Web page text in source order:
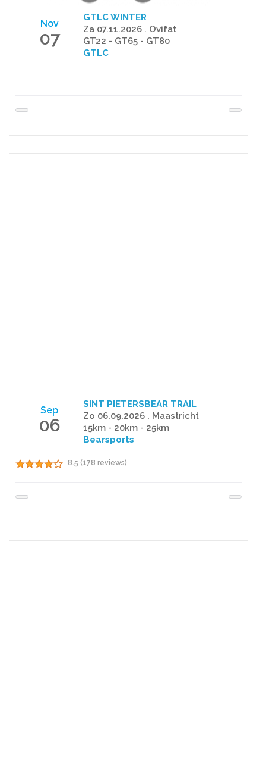
Nov
07
GTLC WINTER
Za 07.11.2026 . Ovifat
GT22 - GT65 - GT80
GTLC
Sep
06
SINT PIETERSBEAR TRAIL
Zo 06.09.2026 . Maastricht
15km - 20km - 25km
Bearsports
8.5 (178 reviews)